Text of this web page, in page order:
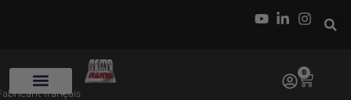
français
0